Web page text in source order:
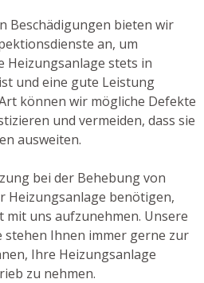
Beschädigungen bieten wir
an, um
Heizungsanlage stets in
und eine gute Leistung
können wir mögliche Defekte
und vermeiden, dass sie
ausweiten.
bei der Behebung von
Heizungsanlage benötigen,
mit uns aufzunehmen. Unsere
Ihnen immer gerne zur
Ihre Heizungsanlage
zu nehmen.